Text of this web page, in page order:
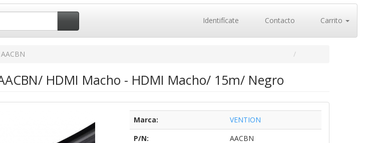
Identifícate Contacto Carrito
HDMI Macho - HDMI Macho/ 15m/ Negro
Marca:
VENTION
P/N:
AACBN